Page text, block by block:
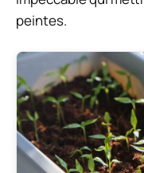
peintes.